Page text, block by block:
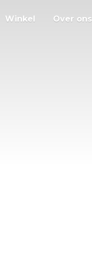
Winkel Over ons